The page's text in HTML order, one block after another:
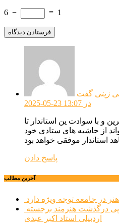
6 − = 1
زینی
2025-05-23 در 13:07
و با سوادت ین استاندار تا
از حاشیه های ستادی خود
استاندار موفقی خواهد بود
پاسخ دادن
آخرین مطالب
در جامعه توجه ویژه دارد
اردبیلی استاد اکبر عبدی